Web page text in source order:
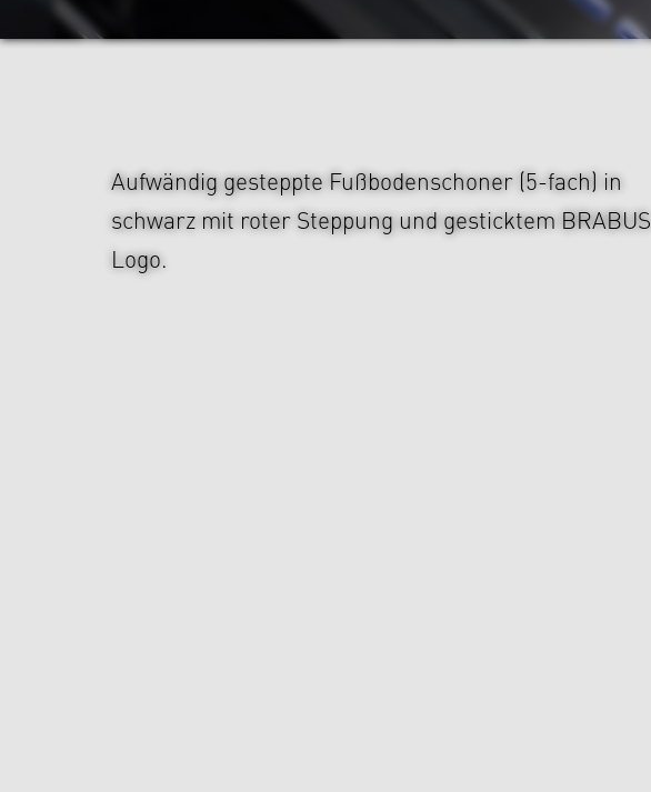
Aufwändig gesteppte Fußbodenschoner (5-fach) in
schwarz mit roter Steppung und gesticktem BRABUS
Logo.